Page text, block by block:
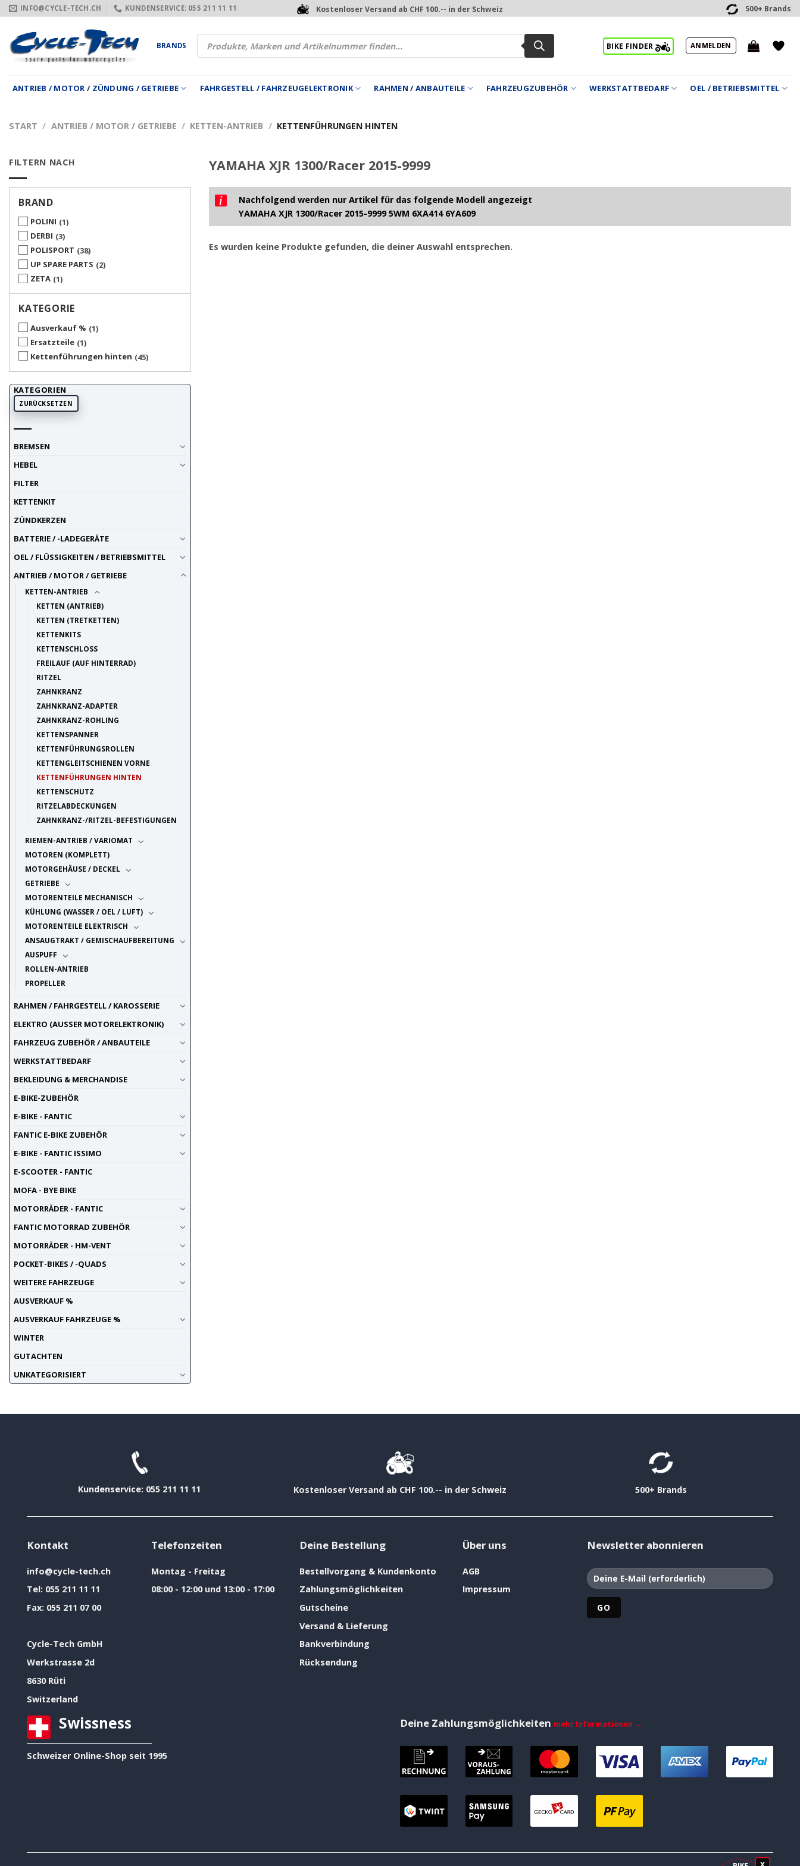
Zum
Inhalt
springen
INFO@CYCLE-TECH.CH KUNDENSERVICE: 055 211 11 11 Kostenloser Versand ab CHF 100.-- in der Schweiz 500+ Brands
BRANDS
Products
search
BIKE FINDER ANMELDEN
ANTRIEB / MOTOR / ZÜNDUNG / GETRIEBE FAHRGESTELL / FAHRZEUGELEKTRONIK RAHMEN / ANBAUTEILE FAHRZEUGZUBEHÖR WERKSTATTBEDARF OEL / BETRIEBSMITTEL
START / ANTRIEB / MOTOR / GETRIEBE / KETTEN-ANTRIEB / KETTENFÜHRUNGEN HINTEN
FILTERN NACH
BRAND
POLINI 1
DERBI 3
POLISPORT 38
UP SPARE PARTS
2
ZETA 1
KATEGORIE
Ausverkauf % 1
Ersatzteile 1
Kettenführungen hinten
45
KATEGORIEN
ZURÜCKSETZEN
BREMSEN
HEBEL
FILTER
KETTENKIT
ZÜNDKERZEN
BATTERIE / -LADEGERÄTE
OEL / FLÜSSIGKEITEN / BETRIEBSMITTEL
ANTRIEB / MOTOR / GETRIEBE
KETTEN-ANTRIEB
KETTEN (ANTRIEB)
KETTEN (TRETKETTEN)
KETTENKITS
KETTENSCHLOSS
FREILAUF (AUF HINTERRAD)
RITZEL
ZAHNKRANZ
ZAHNKRANZ-ADAPTER
ZAHNKRANZ-ROHLING
KETTENSPANNER
KETTENFÜHRUNGSROLLEN
KETTENGLEITSCHIENEN VORNE
KETTENFÜHRUNGEN HINTEN
KETTENSCHUTZ
RITZELABDECKUNGEN
ZAHNKRANZ-/RITZEL-BEFESTIGUNGEN
RIEMEN-ANTRIEB / VARIOMAT
MOTOREN (KOMPLETT)
MOTORGEHÄUSE / DECKEL
GETRIEBE
MOTORENTEILE MECHANISCH
KÜHLUNG (WASSER / OEL / LUFT)
MOTORENTEILE ELEKTRISCH
ANSAUGTRAKT / GEMISCHAUFBEREITUNG
AUSPUFF
ROLLEN-ANTRIEB
PROPELLER
RAHMEN / FAHRGESTELL / KAROSSERIE
ELEKTRO (AUSSER MOTORELEKTRONIK)
FAHRZEUG ZUBEHÖR / ANBAUTEILE
WERKSTATTBEDARF
BEKLEIDUNG & MERCHANDISE
E-BIKE-ZUBEHÖR
E-BIKE - FANTIC
FANTIC E-BIKE ZUBEHÖR
E-BIKE - FANTIC ISSIMO
E-SCOOTER - FANTIC
MOFA - BYE BIKE
MOTORRÄDER - FANTIC
FANTIC MOTORRAD ZUBEHÖR
MOTORRÄDER - HM-VENT
POCKET-BIKES / -QUADS
WEITERE FAHRZEUGE
AUSVERKAUF %
AUSVERKAUF FAHRZEUGE %
WINTER
GUTACHTEN
UNKATEGORISIERT
YAMAHA XJR 1300/Racer 2015-9999
Nachfolgend werden nur Artikel für das folgende Modell angezeigt
YAMAHA XJR 1300/Racer 2015-9999 5WM 6XA414 6YA609
Es wurden keine Produkte gefunden, die deiner Auswahl entsprechen.
Kundenservice: 055 211 11 11 Kostenloser Versand ab CHF 100.-- in der Schweiz 500+ Brands
Kontakt
info@cycle-tech.ch
Tel: 055 211 11 11
Fax: 055 211 07 00
Cycle-Tech GmbH
Werkstrasse 2d
8630 Rüti
Switzerland
Telefonzeiten
Montag - Freitag
08:00 - 12:00 und 13:00 - 17:00
Deine Bestellung
Bestellvorgang & Kundenkonto
Zahlungsmöglichkeiten
Gutscheine
Versand & Lieferung
Bankverbindung
Rücksendung
Über uns
AGB
Impressum
Newsletter abonnieren
Swissness
Schweizer Online-Shop seit 1995
Deine Zahlungsmöglichkeiten mehr Informationen →